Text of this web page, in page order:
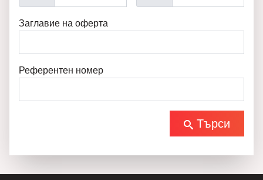
Заглавие на оферта
Референтен номер
Търси